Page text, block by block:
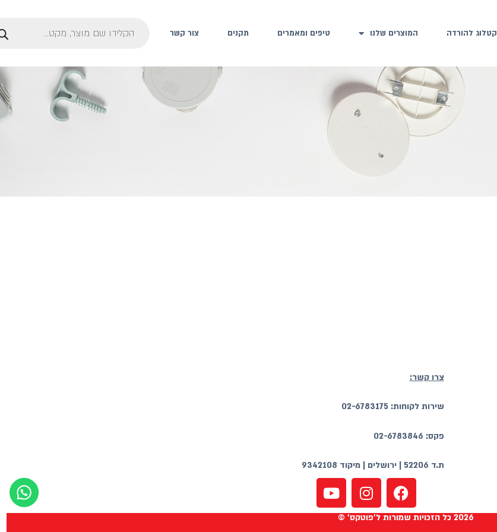
קטלוג להורדה המוצרים שלנו טיפים ומאמרים תקנים צור קשר
צרו קשר:
שירות לקוחות: 02-6783175
פקס: 02-6783846
ת.ד 52206 | ירושלים | מיקוד 9342108
2026 כל הזכויות שמורות ל'פוטקס' ©